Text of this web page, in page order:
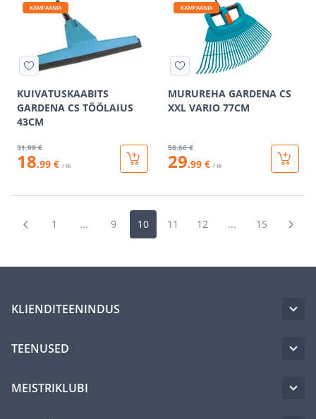
KAMPAANIA
KUIVATUSKAABITS
GARDENA CS TÖÖLAIUS
43CM
31.99 €
18.99 € / tk
KAMPAANIA
MURUREHA GARDENA CS
XXL VARIO 77CM
50.66 €
29.99 € / tk
1 ... 9 10 11 12 ... 15
KLIENDITEENINDUS
TEENUSED
MEISTRIKLUBI